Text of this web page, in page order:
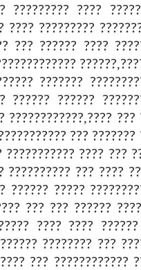
????????? ????
???? ?????????
??? ?????? ????
???????
?????? ??????
????????????,????
???
??????????? ???? ???
?????????? ??? ????
?????? ?????
??? ??? ??????
???? ????
???????? ???
??? ????????????